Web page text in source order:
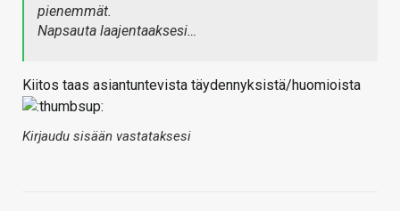
pienemmät.
Napsauta laajentaaksesi…
Kiitos taas asiantuntevista täydennyksistä/huomioista
Kirjaudu sisään vastataksesi